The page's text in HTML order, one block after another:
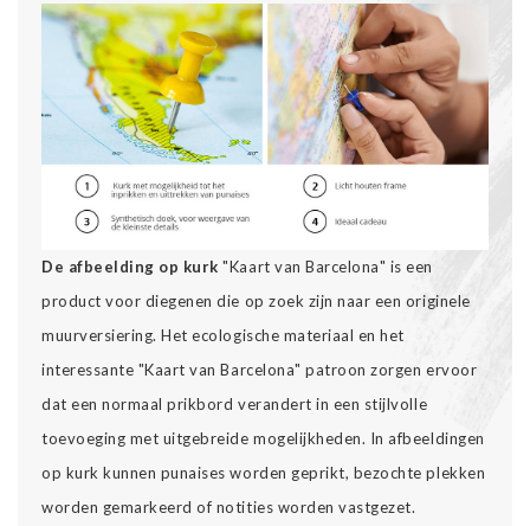
De afbeelding op kurk "Kaart van Barcelona" is een
product voor diegenen die op zoek zijn naar een originele
muurversiering. Het ecologische materiaal en het
interessante "Kaart van Barcelona" patroon zorgen ervoor
dat een normaal prikbord verandert in een stijlvolle
toevoeging met uitgebreide mogelijkheden. In afbeeldingen
op kurk kunnen punaises worden geprikt, bezochte plekken
worden gemarkeerd of notities worden vastgezet.